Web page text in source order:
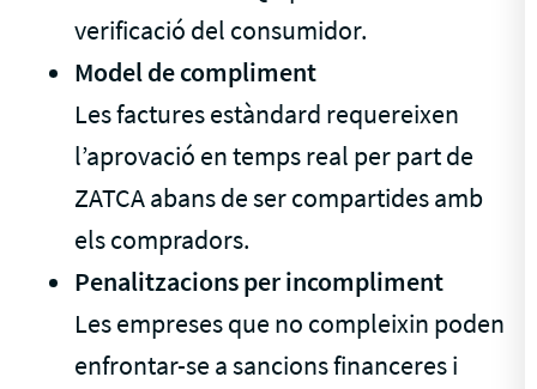
verificació del consumidor.
Model de compliment
Les factures estàndard requereixen
l’aprovació en temps real per part de
ZATCA abans de ser compartides amb
els compradors.
Penalitzacions per incompliment
Les empreses que no compleixin poden
enfrontar-se a sancions financeres i